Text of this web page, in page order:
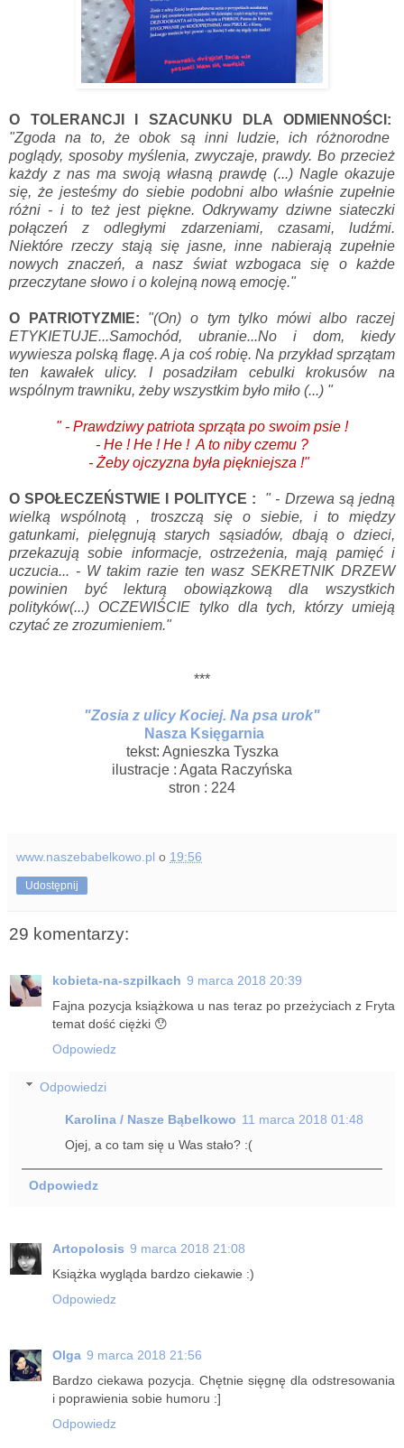
O TOLERANCJI I SZACUNKU DLA ODMIENNOŚCI:
"Zgoda na to, że obok są inni ludzie, ich różnorodne
poglądy, sposoby myślenia, zwyczaje, prawdy. Bo przecież
każdy z nas ma swoją własną prawdę (...) Nagle okazuje
się, że jesteśmy do siebie podobni albo właśnie zupełnie
różni - i to też jest piękne. Odkrywamy dziwne siateczki
połączeń z odległymi zdarzeniami, czasami, ludźmi.
Niektóre rzeczy stają się jasne, inne nabierają zupełnie
nowych znaczeń, a nasz świat wzbogaca się o każde
przeczytane słowo i o kolejną nową emocję."
O PATRIOTYZMIE: "(On) o tym tylko mówi albo raczej
ETYKIETUJE...Samochód, ubranie...No i dom, kiedy
wywiesza polską flagę. A ja coś robię. Na przykład sprzątam
ten kawałek ulicy. I posadziłam cebulki krokusów na
wspólnym trawniku, żeby wszystkim było miło (...) "
" - Prawdziwy patriota sprząta po swoim psie !
- He ! He ! He ! A to niby czemu ?
- Żeby ojczyzna była piękniejsza !"
O SPOŁECZEŃSTWIE I POLITYCE : " - Drzewa są jedną
wielką wspólnotą , troszczą się o siebie, i to między
gatunkami, pielęgnują starych sąsiadów, dbają o dzieci,
przekazują sobie informacje, ostrzeżenia, mają pamięć i
uczucia... - W takim razie ten wasz SEKRETNIK DRZEW
powinien być lekturą obowiązkową dla wszystkich
polityków(...) OCZEWIŚCIE tylko dla tych, którzy umieją
czytać ze zrozumieniem."
***
"Zosia z ulicy Kociej. Na psa urok"
Nasza Księgarnia
tekst: Agnieszka Tyszka
ilustracje : Agata Raczyńska
stron : 224
www.naszebabelkowo.pl o 19:56
Udostępnij
29 komentarzy:
kobieta-na-szpilkach 9 marca 2018 20:39
Fajna pozycja książkowa u nas teraz po przeżyciach z Fryta
temat dość ciężki 😯
Odpowiedz
Odpowiedzi
Karolina / Nasze Bąbelkowo 11 marca 2018 01:48
Ojej, a co tam się u Was stało? :(
Odpowiedz
Artopolosis 9 marca 2018 21:08
Książka wygląda bardzo ciekawie :)
Odpowiedz
Olga 9 marca 2018 21:56
Bardzo ciekawa pozycja. Chętnie sięgnę dla odstresowania
i poprawienia sobie humoru :]
Odpowiedz